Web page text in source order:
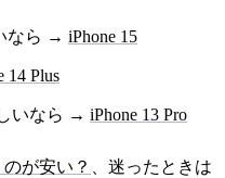
なら → iPhone 15
14 Plus
いなら → iPhone 13 Pro
が安い？ 、迷ったときは